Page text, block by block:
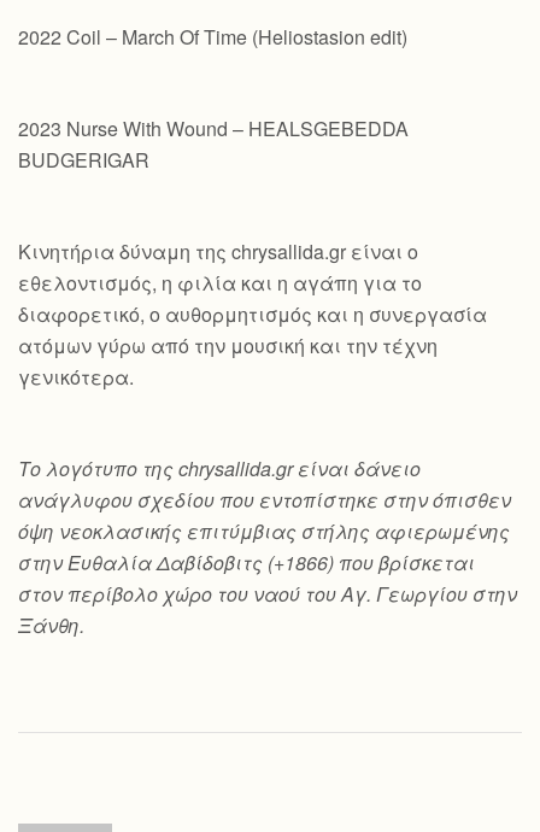
2022 Coil – March Of Time (Heliostasion edit)
2023 Nurse With Wound – HEALSGEBEDDA
BUDGERIGAR
Κινητήρια δύναμη της chrysallida.gr είναι ο
εθελοντισμός, η φιλία και η αγάπη για το
διαφορετικό, ο αυθορμητισμός και η συνεργασία
ατόμων γύρω από την μουσική και την τέχνη
γενικότερα.
Το λογότυπο της chrysallida.gr είναι δάνειο
ανάγλυφου σχεδίου που εντοπίστηκε στην όπισθεν
όψη νεοκλασικής επιτύμβιας στήλης αφιερωμένης
στην Ευθαλία Δαβίδοβιτς (+1866) που βρίσκεται
στον περίβολο χώρο του ναού του Αγ. Γεωργίου στην
Ξάνθη.